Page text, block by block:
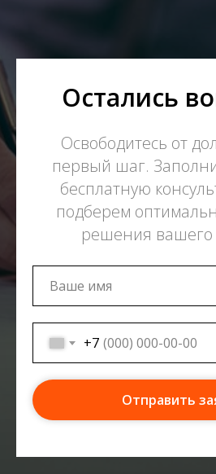
Остались
Освободитесь от
первый шаг.
бесплатную
подберем
решения вашего
+7
Отправить